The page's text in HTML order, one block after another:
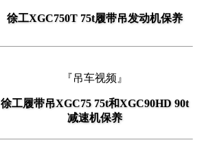
徐工XGC750T 75t履带吊发动机保养
『吊车视频』
徐工履带吊XGC75 75t和XGC90HD 90t
减速机保养